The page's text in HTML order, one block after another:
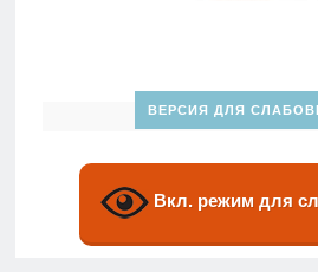
ВЕРСИЯ ДЛЯ
Вкл. режим для